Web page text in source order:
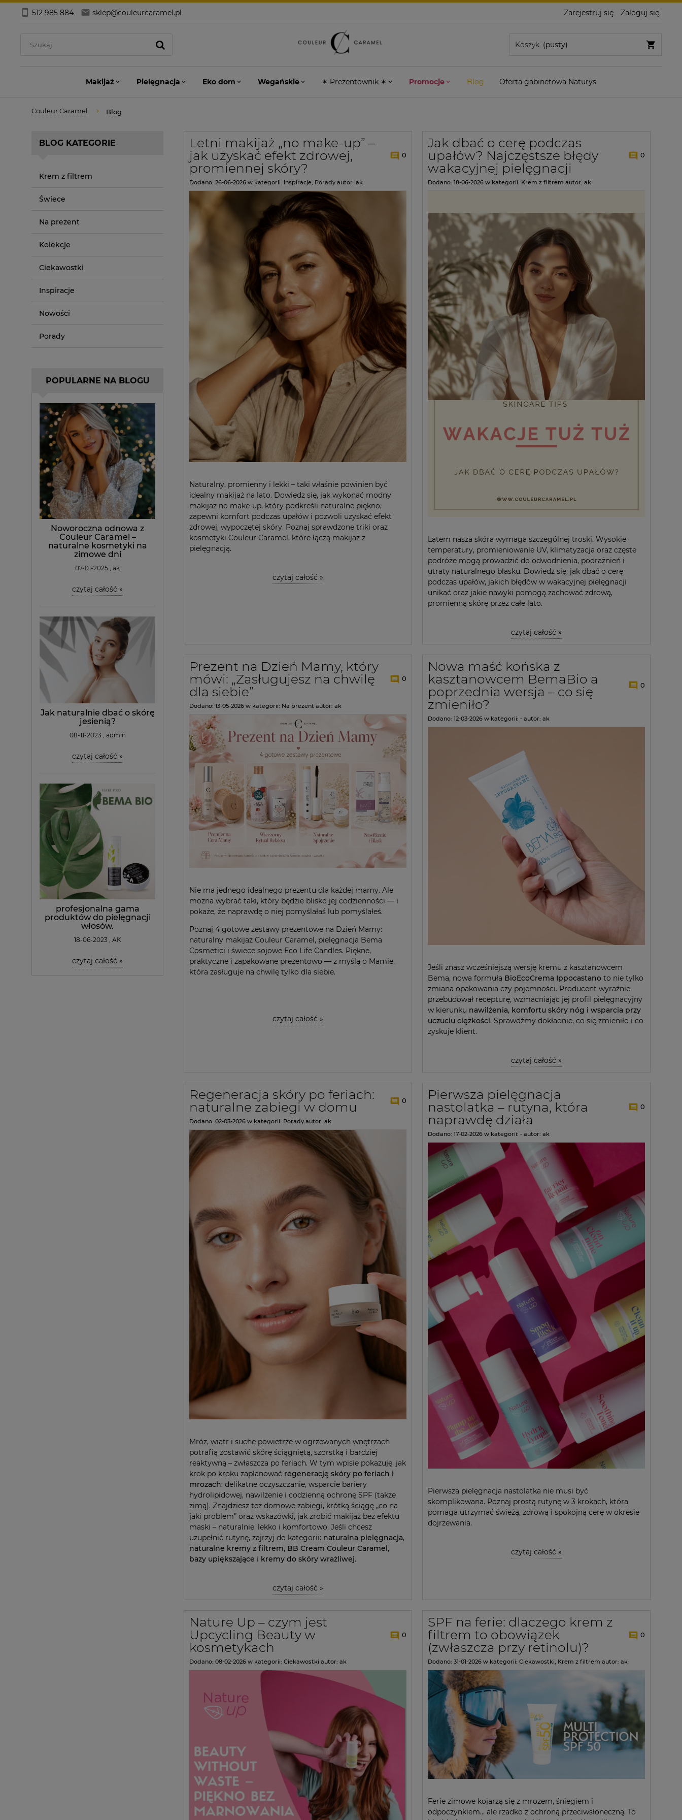
512 985 884 sklep@couleurcaramel.pl Zarejestruj się Zaloguj się
Koszyk: (pusty)
Makijaż Pielęgnacja Eko dom Wegańskie ✶ Prezentownik ✶ Promocje Blog Oferta gabinetowa Naturys
Couleur Caramel Blog
BLOG KATEGORIE
Krem z filtrem
Świece
Na prezent
Kolekcje
Ciekawostki
Inspiracje
Nowości
Porady
POPULARNE NA BLOGU
Noworoczna odnowa z
Couleur Caramel –
naturalne kosmetyki na
zimowe dni
07-01-2025 , ak
czytaj całość »
Jak naturalnie dbać o skórę
jesienią?
08-11-2023 , admin
czytaj całość »
profesjonalna gama
produktów do pielęgnacji
włosów.
18-06-2023 , AK
czytaj całość »
Letni makijaż „no make-up” –
jak uzyskać efekt zdrowej,
promiennej skóry?
0
Dodano: 26-06-2026 w kategorii: Inspiracje Porady autor: ak
Naturalny, promienny i lekki – taki właśnie powinien być
idealny makijaż na lato. Dowiedz się, jak wykonać modny
makijaż no make-up, który podkreśli naturalne piękno,
zapewni komfort podczas upałów i pozwoli uzyskać efekt
zdrowej, wypoczętej skóry. Poznaj sprawdzone triki oraz
kosmetyki Couleur Caramel, które łączą makijaż z
pielęgnacją.
czytaj całość »
Jak dbać o cerę podczas
upałów? Najczęstsze błędy
wakacyjnej pielęgnacji
0
Dodano: 18-06-2026 w kategorii: Krem z filtrem autor: ak
Latem nasza skóra wymaga szczególnej troski. Wysokie
temperatury, promieniowanie UV, klimatyzacja oraz częste
podróże mogą prowadzić do odwodnienia, podrażnień i
utraty naturalnego blasku. Dowiedz się, jak dbać o cerę
podczas upałów, jakich błędów w wakacyjnej pielęgnacji
unikać oraz jakie nawyki pomogą zachować zdrową,
promienną skórę przez całe lato.
czytaj całość »
Prezent na Dzień Mamy, który
mówi: „Zasługujesz na chwilę
dla siebie”
0
Dodano: 13-05-2026 w kategorii: Na prezent autor: ak
Nie ma jednego idealnego prezentu dla każdej mamy. Ale
można wybrać taki, który będzie blisko jej codzienności — i
pokaże, że naprawdę o niej pomyślałaś lub pomyślałeś.
Poznaj 4 gotowe zestawy prezentowe na Dzień Mamy:
naturalny makijaż Couleur Caramel, pielęgnacja Bema
Cosmetici i świece sojowe Eco Life Candles. Piękne,
praktyczne i zapakowane prezentowo — z myślą o Mamie,
która zasługuje na chwilę tylko dla siebie.
czytaj całość »
Nowa maść końska z
kasztanowcem BemaBio a
poprzednia wersja – co się
zmieniło?
0
Dodano: 12-03-2026 w kategorii: - autor: ak
Jeśli znasz wcześniejszą wersję kremu z kasztanowcem
Bema, nowa formuła BioEcoCrema Ippocastano to nie tylko
zmiana opakowania czy pojemności. Producent wyraźnie
przebudował recepturę, wzmacniając jej profil pielęgnacyjny
w kierunku nawilżenia, komfortu skóry nóg i wsparcia przy
uczuciu ciężkości. Sprawdźmy dokładnie, co się zmieniło i co
zyskuje klient.
czytaj całość »
Regeneracja skóry po feriach:
naturalne zabiegi w domu
0
Dodano: 02-03-2026 w kategorii: Porady autor: ak
Mróz, wiatr i suche powietrze w ogrzewanych wnętrzach
potrafią zostawić skórę ściągniętą, szorstką i bardziej
reaktywną – zwłaszcza po feriach. W tym wpisie pokazuję, jak
krok po kroku zaplanować regenerację skóry po feriach i
mrozach: delikatne oczyszczanie, wsparcie bariery
hydrolipidowej, nawilżenie i codzienną ochronę SPF (także
zimą). Znajdziesz też domowe zabiegi, krótką ściągę „co na
jaki problem” oraz wskazówki, jak zrobić makijaż bez efektu
maski – naturalnie, lekko i komfortowo. Jeśli chcesz
uzupełnić rutynę, zajrzyj do kategorii: naturalna pielęgnacja,
naturalne kremy z filtrem, BB Cream Couleur Caramel ,
bazy upiększające i kremy do skóry wrażliwej.
czytaj całość »
Pierwsza pielęgnacja
nastolatka – rutyna, która
naprawdę działa
0
Dodano: 17-02-2026 w kategorii: - autor: ak
Pierwsza pielęgnacja nastolatka nie musi być
skomplikowana. Poznaj prostą rutynę w 3 krokach, która
pomaga utrzymać świeżą, zdrową i spokojną cerę w okresie
dojrzewania.
czytaj całość »
Nature Up – czym jest
Upcycling Beauty w
kosmetykach
0
Dodano: 08-02-2026 w kategorii: Ciekawostki autor: ak
SPF na ferie: dlaczego krem z
filtrem to obowiązek
(zwłaszcza przy retinolu)?
0
Dodano: 31-01-2026 w kategorii: Ciekawostki, Krem z filtrem autor: ak
Ferie zimowe kojarzą się z mrozem, śniegiem i
odpoczynkiem… ale rzadko z ochroną przeciwsłoneczną. To